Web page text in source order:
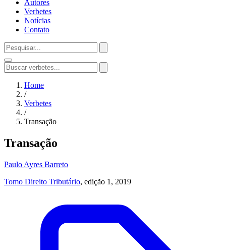
Autores
Verbetes
Notícias
Contato
Home
/
Verbetes
/
Transação
Transação
Paulo Ayres Barreto
Tomo Direito Tributário, edição 1, 2019